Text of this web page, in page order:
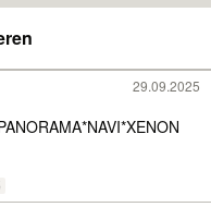
29.09.2025